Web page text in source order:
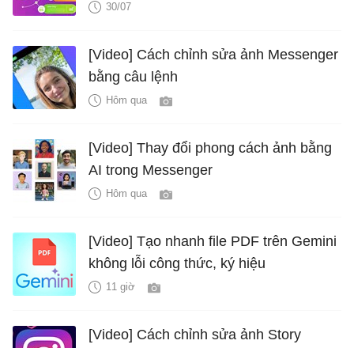
30/07
[Video] Cách chỉnh sửa ảnh Messenger
bằng câu lệnh
Hôm qua
[Video] Thay đổi phong cách ảnh bằng
AI trong Messenger
Hôm qua
[Video] Tạo nhanh file PDF trên Gemini
không lỗi công thức, ký hiệu
11 giờ
[Video] Cách chỉnh sửa ảnh Story